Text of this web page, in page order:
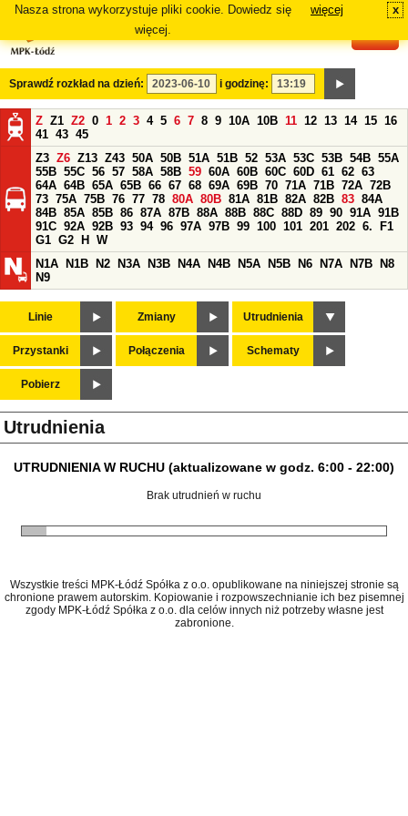
Nasza strona wykorzystuje pliki cookie. Dowiedz się
więcej.
więcej x
Sprawdź rozkład na dzień: i godzinę:
Z Z1 Z2 0 1 2 3 4 5 6 7 8 9 10A 10B 11 12 13 14 15 16
41 43 45
Z3 Z6 Z13 Z43 50A 50B 51A 51B 52 53A 53C 53B 54B 55A
55B 55C 56 57 58A 58B 59 60A 60B 60C 60D 61 62 63
64A 64B 65A 65B 66 67 68 69A 69B 70 71A 71B 72A 72B
73 75A 75B 76 77 78 80A 80B 81A 81B 82A 82B 83 84A
84B 85A 85B 86 87A 87B 88A 88B 88C 88D 89 90 91A 91B
91C 92A 92B 93 94 96 97A 97B 99 100 101 201 202 6.
F1
G1 G2 H
W
N1A
N1B N2 N3A N3B N4A N4B N5A N5B N6 N7A N7B
N8
N9
Linie Zmiany Utrudnienia
Przystanki Połączenia Schematy
Pobierz
Utrudnienia
UTRUDNIENIA W RUCHU (aktualizowane w godz. 6:00 - 22:00)
Brak utrudnień w ruchu
Wszystkie treści MPK-Łódź Spółka z o.o. opublikowane na niniejszej stronie są
chronione prawem autorskim. Kopiowanie i rozpowszechnianie ich bez pisemnej
zgody MPK-Łódź Spółka z o.o. dla celów innych niż potrzeby własne jest
zabronione.